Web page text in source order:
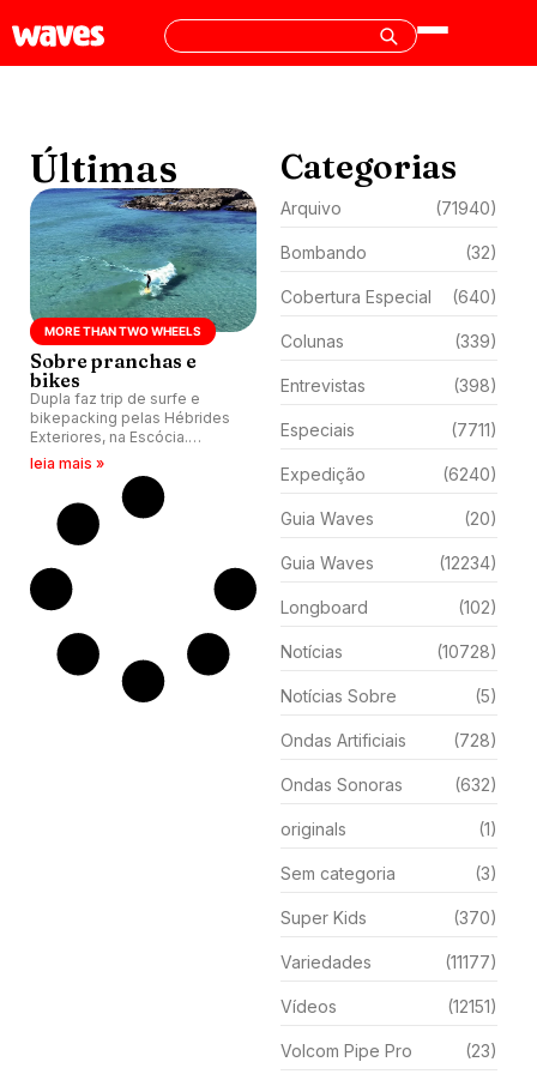
Últimas
MORE THAN TWO WHEELS
Sobre pranchas e
bikes
Dupla faz trip de surfe e
bikepacking pelas Hébrides
Exteriores, na Escócia.
Viagem desafia, surpreende e
convida para refletir.
leia mais »
Categorias
Arquivo (71940)
Bombando (32)
Cobertura Especial (640)
Colunas (339)
Entrevistas (398)
Especiais (7711)
Expedição (6240)
Guia Waves (20)
Guia Waves (12234)
Longboard (102)
Notícias (10728)
Notícias Sobre (5)
Ondas Artificiais (728)
Ondas Sonoras (632)
originals (1)
Sem categoria (3)
Super Kids (370)
Variedades (11177)
Vídeos (12151)
Volcom Pipe Pro (23)